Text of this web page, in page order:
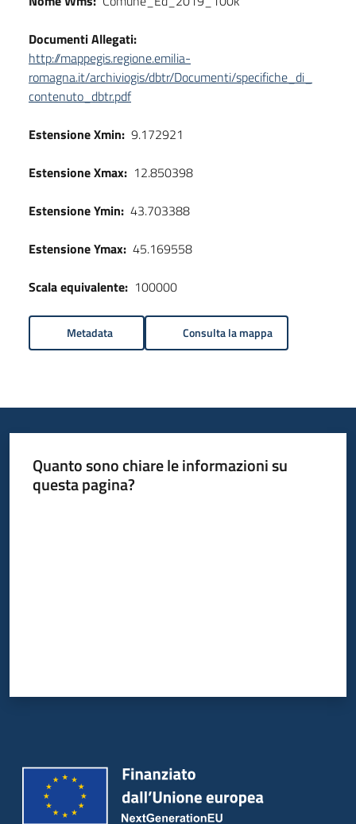
Documenti Allegati:
http://mappegis.regione.emilia-
romagna.it/archiviogis/dbtr/Documenti/specifiche_di_
contenuto_dbtr.pdf
Estensione Xmin: 9.172921
Estensione Xmax: 12.850398
Estensione Ymin: 43.703388
Estensione Ymax: 45.169558
Scala equivalente: 100000
Metadata Consulta la mappa
Quanto sono chiare le informazioni su
questa pagina?